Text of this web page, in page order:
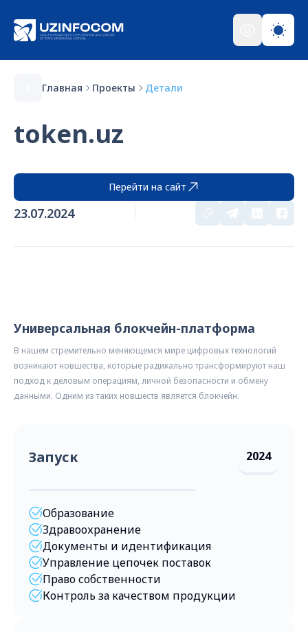
Главная Проекты Детали
token.uz
Перейти на сайт
23.07.2024
Универсальная блокчейн-платформа
В нашем стремительно меняющемся мире цифровых технологий
возникают новшества, которые радикально трансформируют наш
подход к деловым операциям, личной безопасности и обмену
данными. Одним из таких новшеств является блокчейн.
Запуск 2024
Образование
Здравоохранение
Документы и идентификация
Управление цепочек поставок
Право собственности
Контроль за качеством продукции